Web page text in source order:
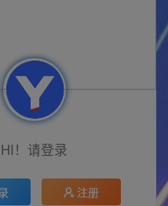
HI！请登录
注册